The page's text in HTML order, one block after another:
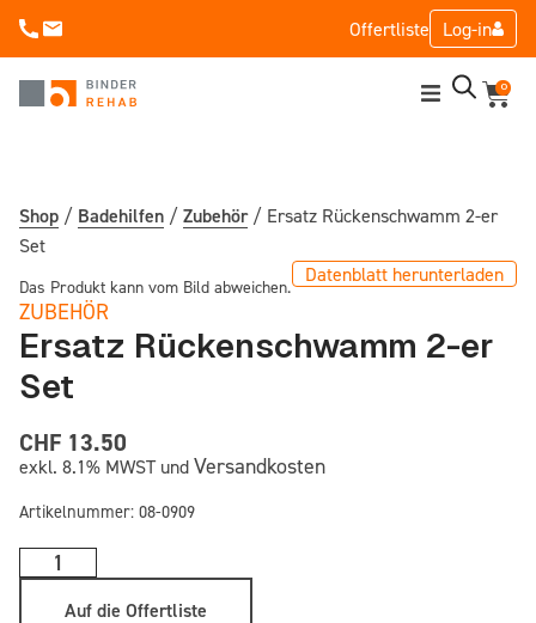
Offertliste Log-in
Shop
0
Shop / Badehilfen / Zubehör/ Ersatz Rückenschwamm 2-er
Set
Datenblatt herunterladen
Das Produkt kann vom Bild abweichen.
ZUBEHÖR
Ersatz Rückenschwamm 2-er
Set
CHF 13.50
exkl. 8.1% MWST und Versandkosten
Artikelnummer: 08-0909
Auf die Offertliste